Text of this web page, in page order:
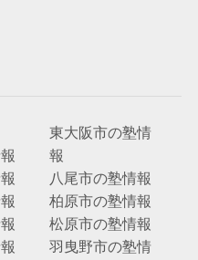
東大阪市の塾情
報
八尾市の塾情報
柏原市の塾情報
松原市の塾情報
羽曳野市の塾情